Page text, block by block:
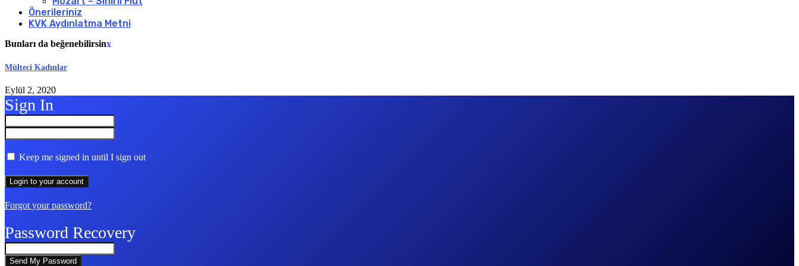
Önerileriniz
KVK Aydınlatma Metni
Bunları da beğenebilirsinx
Mülteci Kadınlar
Eylül 2, 2020
Sign In
Keep me signed in until I sign out
Forgot your password?
Password Recovery